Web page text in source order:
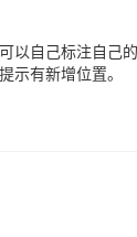
以自己标注自己
示有新增位置。